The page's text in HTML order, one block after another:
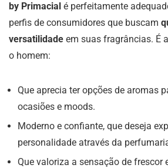
by Primacial é perfeitamente
perfis de consumidores que buscam
versatilidade em suas fragrâncias. É
o homem:
Que aprecia ter opções de aromas
ocasiões e moods.
Moderno e confiante, que deseja
personalidade através da
Que valoriza a sensação de frescor